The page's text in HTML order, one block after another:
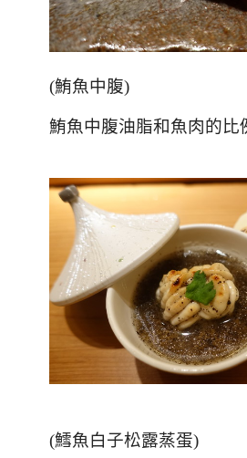
(鮪魚中腹)
鮪魚中腹油脂和魚肉的比
(鱈魚白子松露蒸蛋)